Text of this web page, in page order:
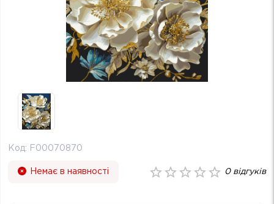
Код: F00070870
Немає в наявності 0відгуків